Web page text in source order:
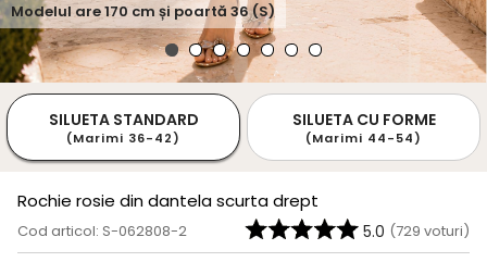
Modelul are170cm și poartă 36 (S)
SILUETA STANDARD
(Marimi 36-42)
SILUETA CU FORME
(Marimi 44-54)
Rochie rosie din dantela scurta drept
Cod articol: S-062808-2 5.0 (729 voturi)